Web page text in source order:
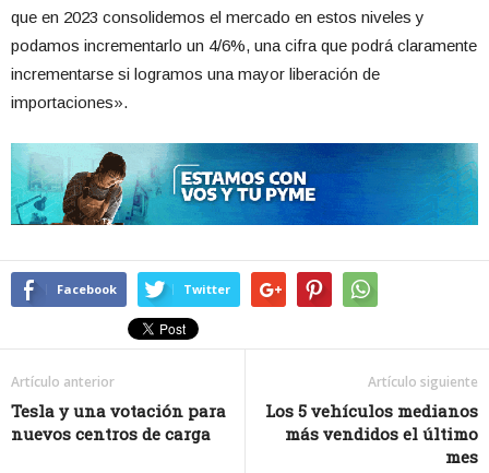
que en 2023 consolidemos el mercado en estos niveles y
podamos incrementarlo un 4/6%, una cifra que podrá claramente
incrementarse si logramos una mayor liberación de
importaciones».
Facebook Twitter
Artículo anterior
Tesla y una votación para
nuevos centros de carga
Artículo siguiente
Los 5 vehículos medianos
más vendidos el último
mes